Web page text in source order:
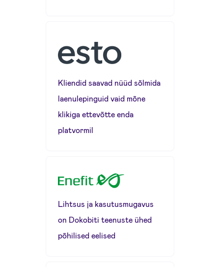
Kliendid saavad nüüd sõlmida
laenulepinguid vaid mõne
klikiga ettevõtte enda
platvormil
Lihtsus ja kasutusmugavus
on Dokobiti teenuste ühed
põhilised eelised